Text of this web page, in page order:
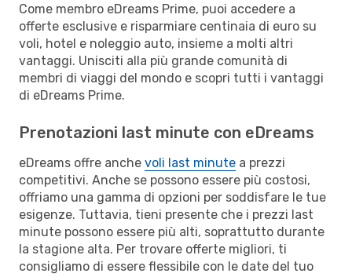
Come membro eDreams Prime, puoi accedere a
offerte esclusive e risparmiare centinaia di euro su
voli, hotel e noleggio auto, insieme a molti altri
vantaggi. Unisciti alla più grande comunità di
membri di viaggi del mondo e scopri tutti i vantaggi
di eDreams Prime.
Prenotazioni last minute con eDreams
eDreams offre anche voli last minute a prezzi
competitivi. Anche se possono essere più costosi,
offriamo una gamma di opzioni per soddisfare le tue
esigenze. Tuttavia, tieni presente che i prezzi last
minute possono essere più alti, soprattutto durante
la stagione alta. Per trovare offerte migliori, ti
consigliamo di essere flessibile con le date del tuo